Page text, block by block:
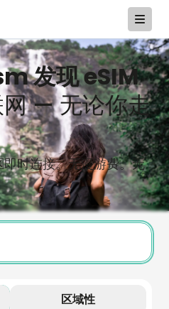
发现 eSIM
— 无论你走
即时连接。无漫游费。无
区域性